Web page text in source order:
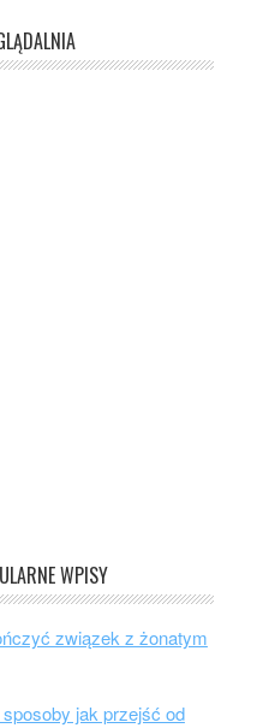
WPISY
związek z żonatym
jak przejść od